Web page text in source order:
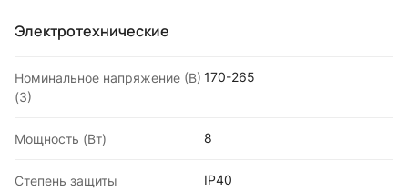
Электротехнические
Номинальное напряжение (В)
(3)
170-265
Мощность (Вт) 8
Степень защиты IP40